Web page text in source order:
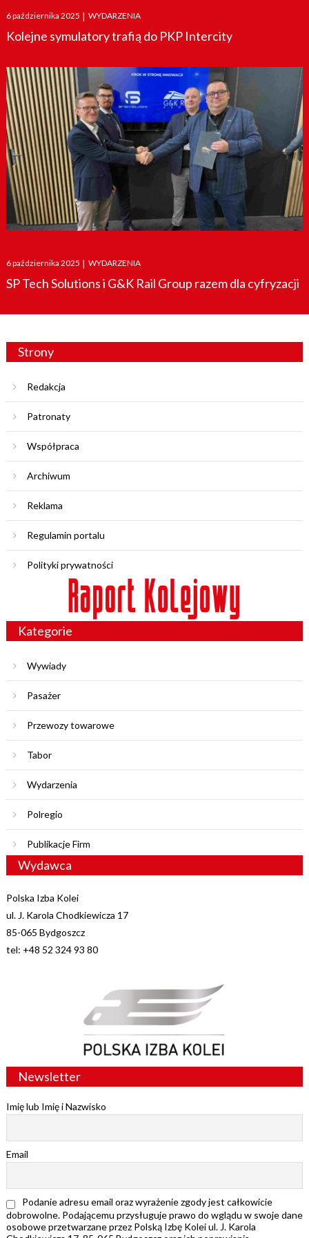
Posted
on
6 października 2025 | WYDARZENIA
Kolejne symulatory trafią do PKP Intercity
Posted
on
6 października 2025 | WYDARZENIA
SP Tech Solutions i G&K Rail Group razem dla cyfryzacji
Strony
Redakcja
Patronaty
Współpraca
Archiwum
Reklama
Regulamin portalu
Polityki prywatności
Kategorie
Wywiady
Pasażer
Przewozy towarowe
Tabor
Wydarzenia
Polregio
Publikacje Firm
Wydawca
Polska Izba Kolei
ul. J. Karola Chodkiewicza 17
85-065 Bydgoszcz
tel: +48 52 324 93 80
Newsletter
Imię lub Imię i Nazwisko
Email
Podanie adresu email oraz wyrażenie zgody jest całkowicie
dobrowolne. Podającemu przysługuje prawo do wglądu w swoje dane
osobowe przetwarzane przez Polską Izbę Kolei ul. J. Karola